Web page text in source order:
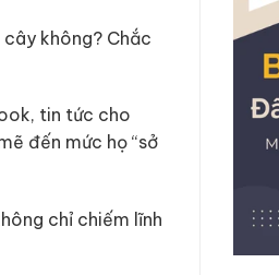
không? Chắc
tin tức cho
đến mức họ “sở
chỉ chiếm lĩnh